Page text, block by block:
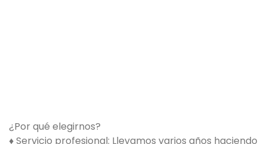
¿Por qué elegirnos?
♦ Servicio profesional: Llevamos varios años haciendo